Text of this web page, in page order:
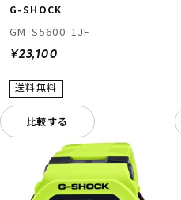
G-SHOCK
GM-S5600-1JF
¥23,100
比較する